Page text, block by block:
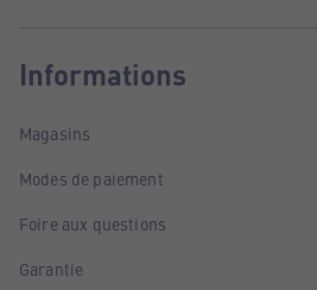
Informations
Magasins
Modes de paiement
Foire aux questions
Garantie